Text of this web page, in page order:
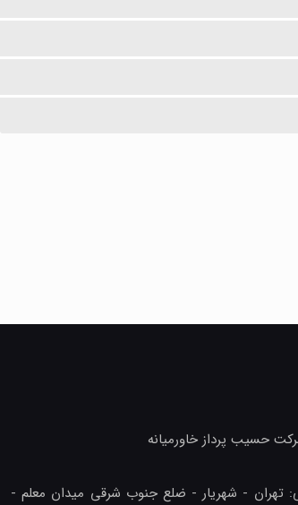
حسیب پرداز خاورمیانه
تهران - شهريار - ضلع جنوب شرقی میدان معلم -